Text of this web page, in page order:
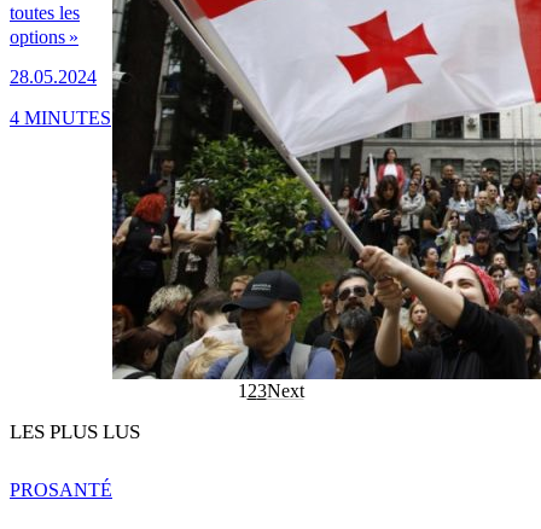
toutes les
options »
28.05.2024
4 MINUTES
1 23Next
LES PLUS LUS
PROSANTÉ